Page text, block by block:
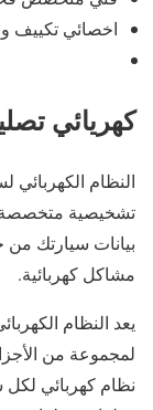
اخصائي تكييف
كهريائي
النظام
تشخيصية متخصصة
بيانات سيارتك
مشاكل كهربائية.
يعد النظام
لمجموعة من
نظام كهربائي